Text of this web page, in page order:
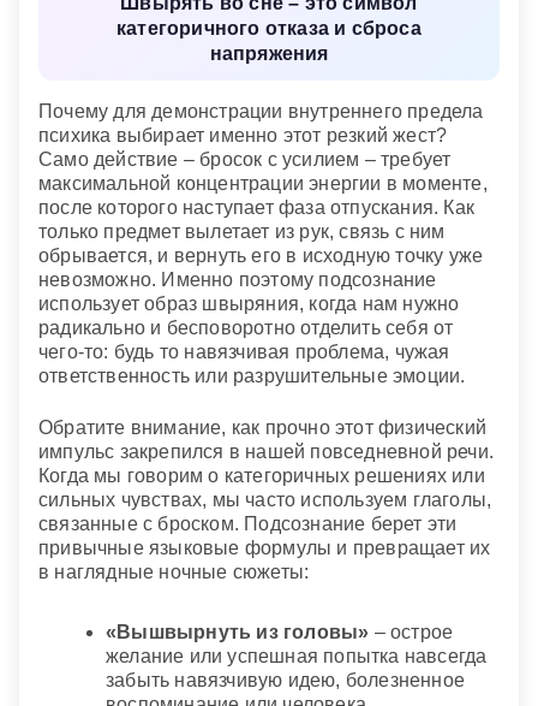
категоричного отказа и сброса
напряжения
Почему для демонстрации внутреннего предела
психика выбирает именно этот резкий жест?
Само действие – бросок с усилием – требует
максимальной концентрации энергии в моменте,
после которого наступает фаза отпускания. Как
только предмет вылетает из рук, связь с ним
обрывается, и вернуть его в исходную точку уже
невозможно. Именно поэтому подсознание
использует образ швыряния, когда нам нужно
радикально и бесповоротно отделить себя от
чего-то: будь то навязчивая проблема, чужая
ответственность или разрушительные эмоции.
Обратите внимание, как прочно этот физический
импульс закрепился в нашей повседневной речи.
Когда мы говорим о категоричных решениях или
сильных чувствах, мы часто используем глаголы,
связанные с броском. Подсознание берет эти
привычные языковые формулы и превращает их
в наглядные ночные сюжеты:
«Вышвырнуть из головы» – острое
желание или успешная попытка навсегда
забыть навязчивую идею, болезненное